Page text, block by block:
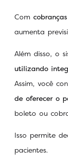
Com
aumenta
Além disso, o
utilizando
Assim, você
de oferecer o
boleto ou
Isso permite
pacientes.